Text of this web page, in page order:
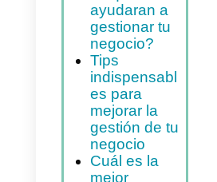
Cuáles son
las 6 o más
herramientas
para
emprendedor
es que te
ayudaran a
gestionar tu
negocio?